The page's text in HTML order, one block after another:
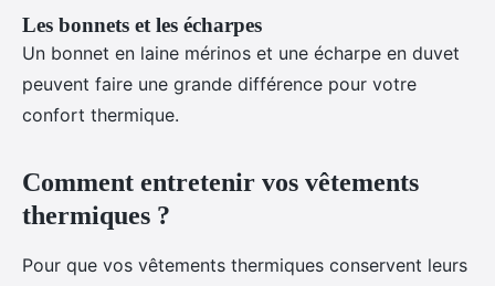
Les bonnets et les écharpes
Un bonnet en laine mérinos et une écharpe en duvet
peuvent faire une grande différence pour votre
confort thermique.
Comment entretenir vos vêtements
thermiques ?
Pour que vos vêtements thermiques conservent leurs